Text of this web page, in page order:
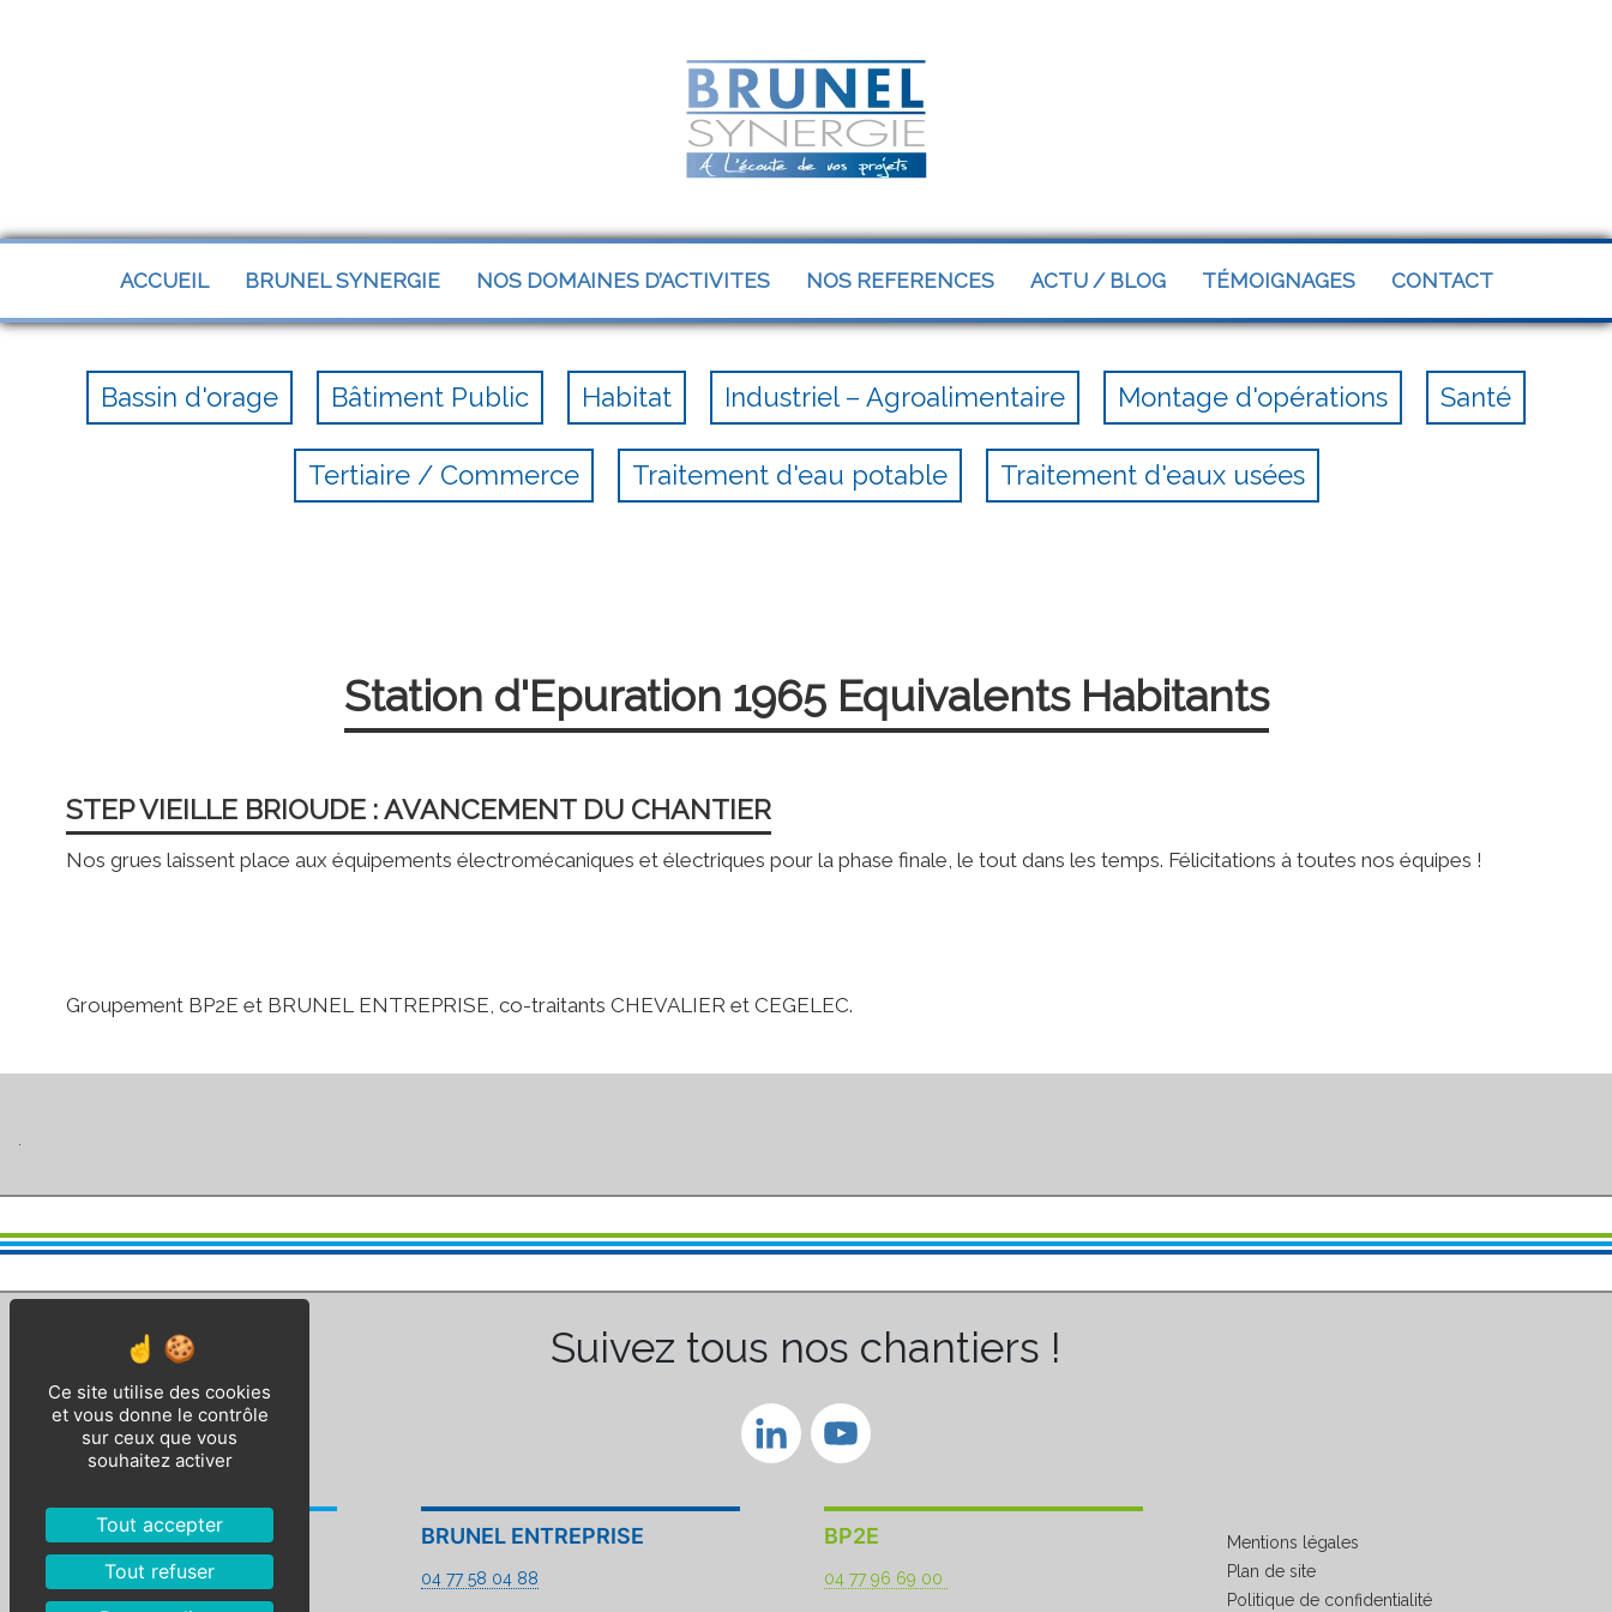
ACCUEIL BRUNEL SYNERGIE NOS DOMAINES D’ACTIVITES NOS REFERENCES ACTU / BLOG TÉMOIGNAGES CONTACT
Bassin d'orage Bâtiment Public Habitat Industriel – Agroalimentaire Montage d'opérations Santé
Tertiaire / Commerce Traitement d'eau potable Traitement d'eaux usées
Station d'Epuration 1965 Equivalents Habitants
STEP VIEILLE BRIOUDE : AVANCEMENT DU CHANTIER
Nos grues laissent place aux équipements électromécaniques et électriques pour la phase finale, le tout dans les temps. Félicitations à toutes nos équipes !
Groupement BP2E et BRUNEL ENTREPRISE, co-traitants CHEVALIER et CEGELEC.
Suivez tous nos chantiers !
LinkedIn
BEVAC
04 77 58 04 88
BRUNEL ENTREPRISE
04 77 58 04 88
BP2E
04 77 96 69 00
Mentions légales
Plan de site
Politique de confidentialité
Ce site utilise des cookies
et vous donne le contrôle
sur ceux que vous
souhaitez activer
Tout accepter
Tout refuser